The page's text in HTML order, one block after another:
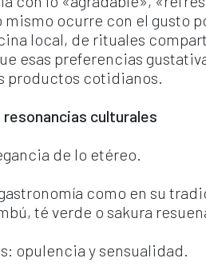
ocurre con el gusto
local, de rituales
esas preferencias
productos cotidianos.
culturales
de lo etéreo.
como en su
té verde o sakura
opulencia y sensualidad.